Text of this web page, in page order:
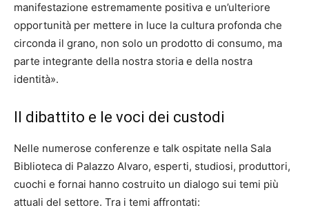
manifestazione estremamente positiva e un’ulteriore
opportunità per mettere in luce la cultura profonda che
circonda il grano, non solo un prodotto di consumo, ma
parte integrante della nostra storia e della nostra
identità».
Il dibattito e le voci dei custodi
Nelle numerose conferenze e talk ospitate nella Sala
Biblioteca di Palazzo Alvaro, esperti, studiosi, produttori,
cuochi e fornai hanno costruito un dialogo sui temi più
attuali del settore. Tra i temi affrontati: